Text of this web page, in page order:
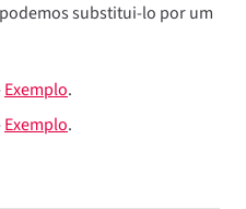
substitui-lo por um
Exemplo.
Exemplo.